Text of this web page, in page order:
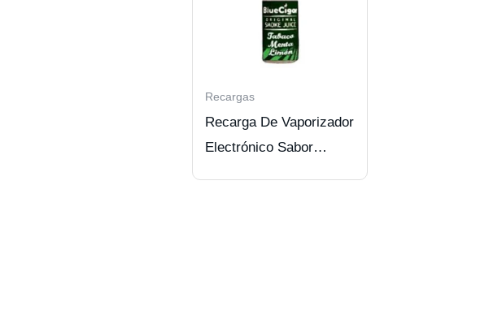
Recargas
Recarga De Vaporizador
Electrónico Sabor